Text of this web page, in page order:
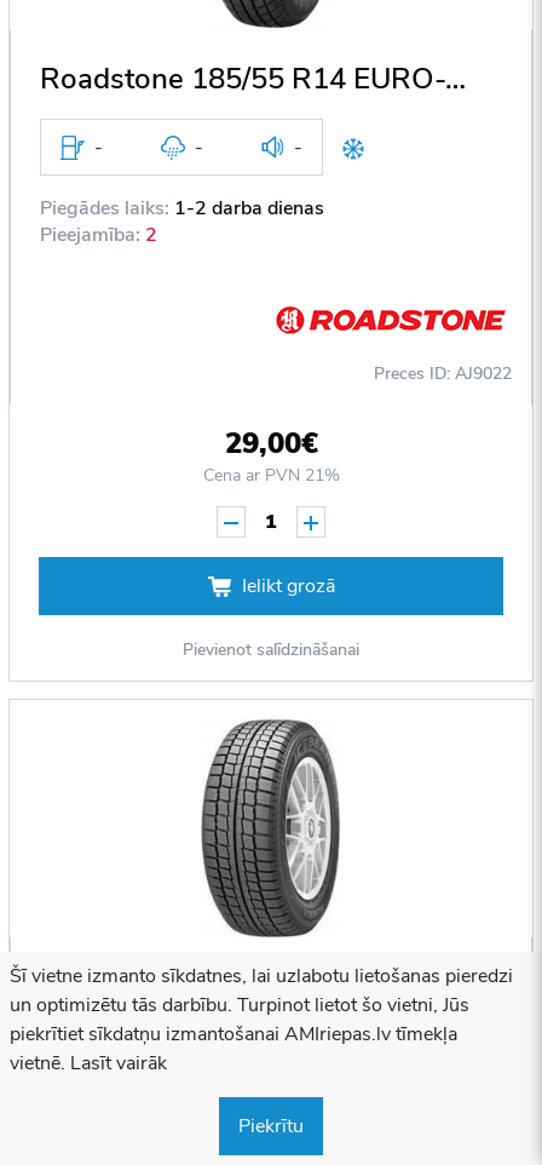
Roadstone 185/55 R14 EURO-WIN 80T DOT2012
- - -
Piegādes laiks: 1-2 darba dienas
Pieejamība: 2
Preces ID: AJ9022
29,00€
Cena ar PVN 21%
1
Ielikt grozā
Pievienot salīdzināšanai
Hankook 155/55 R14 W604 69Q DOT2003
-
1-2 darba dienas
Šī vietne izmanto sīkdatnes, lai uzlabotu lietošanas pieredzi
un optimizētu tās darbību. Turpinot lietot šo vietni, Jūs
piekrītiet sīkdatņu izmantošanai AMIriepas.lv tīmekļa
vietnē. Lasīt vairāk
Piekrītu